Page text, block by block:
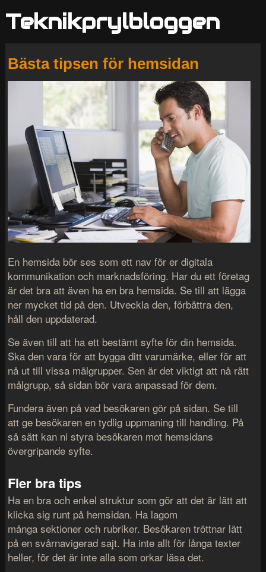
Teknikprylbloggen
Bästa tipsen för hemsidan
En hemsida bör ses som ett nav för er digitala
kommunikation och marknadsföring. Har du ett företag
är det bra att även ha en bra hemsida. Se till att lägga
ner mycket tid på den. Utveckla den, förbättra den,
håll den uppdaterad.
Se även till att ha ett bestämt syfte för din hemsida.
Ska den vara för att bygga ditt varumärke, eller för att
nå ut till vissa målgrupper. Sen är det viktigt att nå rätt
målgrupp, så sidan bör vara anpassad för dem.
Fundera även på vad besökaren gör på sidan. Se till
att ge besökaren en tydlig uppmaning till handling. På
så sätt kan ni styra besökaren mot hemsidans
övergripande syfte.
Fler bra tips
Ha en bra och enkel struktur som gör att det är lätt att
klicka sig runt på hemsidan. Ha lagom
många sektioner och rubriker. Besökaren tröttnar lätt
på en svårnavigerad sajt. Ha inte allt för långa texter
heller, för det är inte alla som orkar läsa det.